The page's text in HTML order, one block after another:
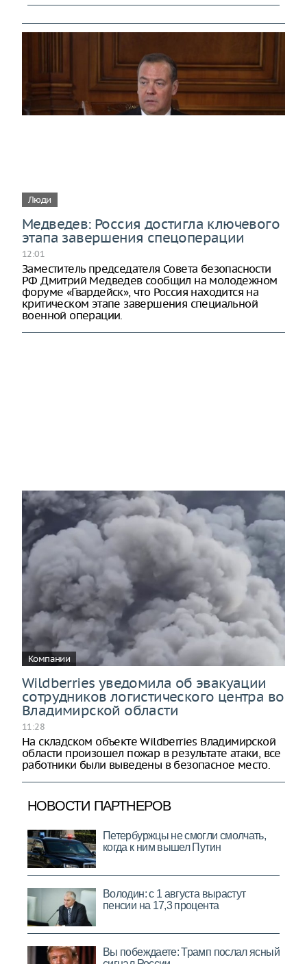
Люди
Медведев: Россия достигла ключевого
этапа завершения спецоперации
12:01
Заместитель председателя Совета безопасности
РФ Дмитрий Медведев сообщил на молодежном
форуме «Гвардейск», что Россия находится на
критическом этапе завершения специальной
военной операции.
Компании
Wildberries уведомила об эвакуации
сотрудников логистического центра во
Владимирской области
11:28
На складском объекте Wildberries Владимирской
области произошел пожар в результате атаки, все
работники были выведены в безопасное место.